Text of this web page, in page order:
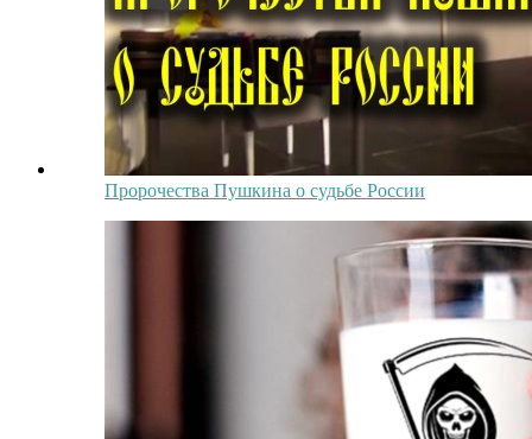
Пророчества Пушкина о судьбе России